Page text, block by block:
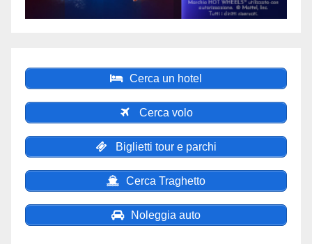
Cerca un hotel
Cerca volo
Biglietti tour e parchi
Cerca Traghetto
Noleggia auto